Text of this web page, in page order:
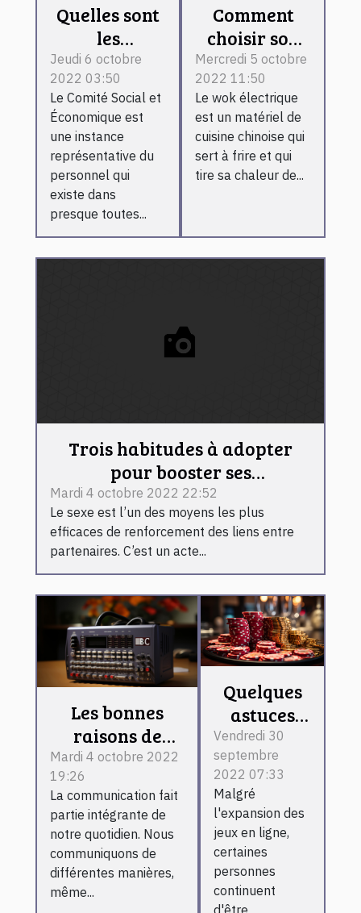
Quelles sont
les
différentes
commissions
du Comité
Social et
Économique
?
Jeudi 6 octobre
2022 03:50
Le Comité Social et
Économique est
une instance
représentative du
personnel qui
existe dans
presque toutes...
Comment
choisir son
wok
électrique ?
Mercredi 5 octobre
2022 11:50
Le wok électrique
est un matériel de
cuisine chinoise qui
sert à frire et qui
tire sa chaleur de...
Trois habitudes à adopter
pour booster ses
performances au lit
Mardi 4 octobre 2022 22:52
Le sexe est l’un des moyens les plus
efficaces de renforcement des liens entre
partenaires. C’est un acte...
Les bonnes
raisons de
choisir une
école de
communication
Mardi 4 octobre 2022
19:26
La communication fait
partie intégrante de
notre quotidien. Nous
communiquons de
différentes manières,
même...
Quelques
astuces
faciles
pour jouer
au casino
en ligne
Vendredi 30
septembre
2022 07:33
Malgré
l'expansion des
jeux en ligne,
certaines
personnes
continuent
d'être